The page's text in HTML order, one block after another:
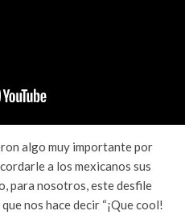
algo muy importante por
a los mexicanos sus
para nosotros, este desfile
nos hace decir “¡Que cool!